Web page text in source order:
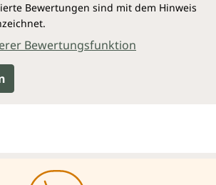
Bewertungen sind mit dem Hinweis
Bewertungsfunktion